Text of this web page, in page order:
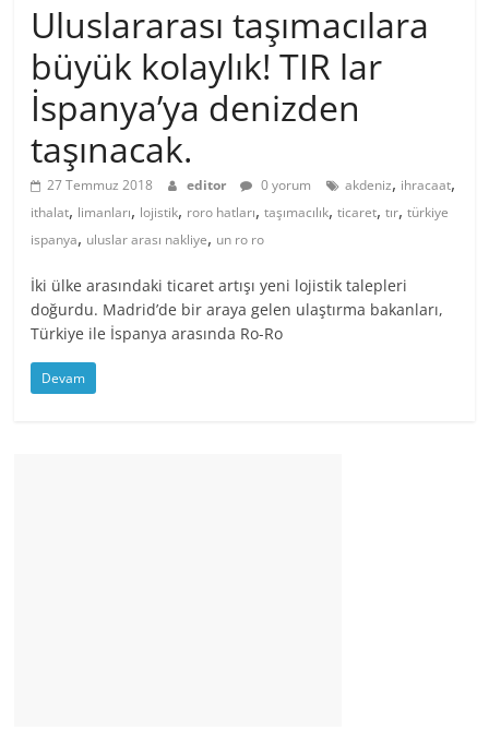
Uluslararası taşımacılara
büyük kolaylık! TIR lar
İspanya’ya denizden
taşınacak.
27 Temmuz 2018 editor 0 yorum akdeniz, ihracaat,
ithalat, limanları, lojistik, roro hatları,taşımacılık,ticaret,tır,türkiye
ispanya, uluslar arası nakliye, un ro ro
İki ülke arasındaki ticaret artışı yeni lojistik talepleri
doğurdu. Madrid’de bir araya gelen ulaştırma bakanları,
Türkiye ile İspanya arasında Ro-Ro
Devam